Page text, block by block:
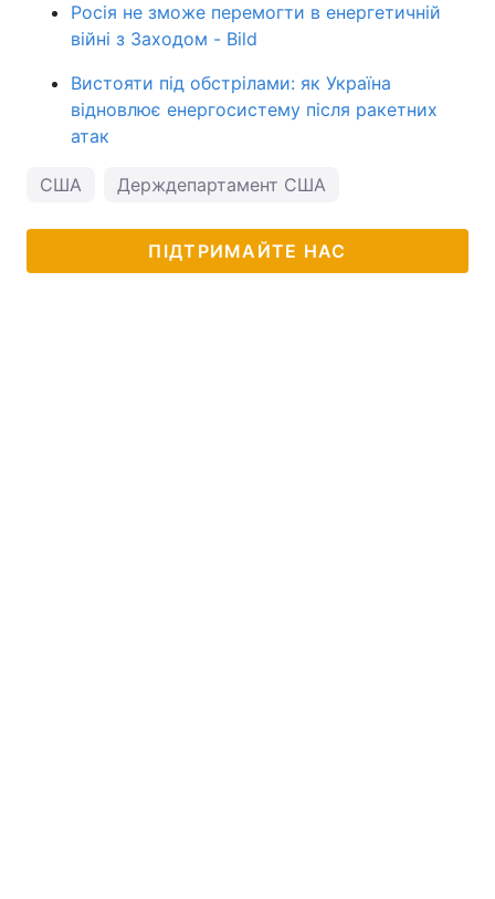
Росія не зможе перемогти в енергетичній
війні з Заходом - Bild
Вистояти під обстрілами: як Україна
відновлює енергосистему після ракетних
атак
США Держдепартамент США
ПІДТРИМАЙТЕ НАС